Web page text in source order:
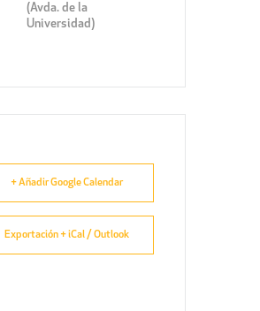
(Avda. de la
Universidad)
+ Añadir Google Calendar
Exportación + iCal / Outlook